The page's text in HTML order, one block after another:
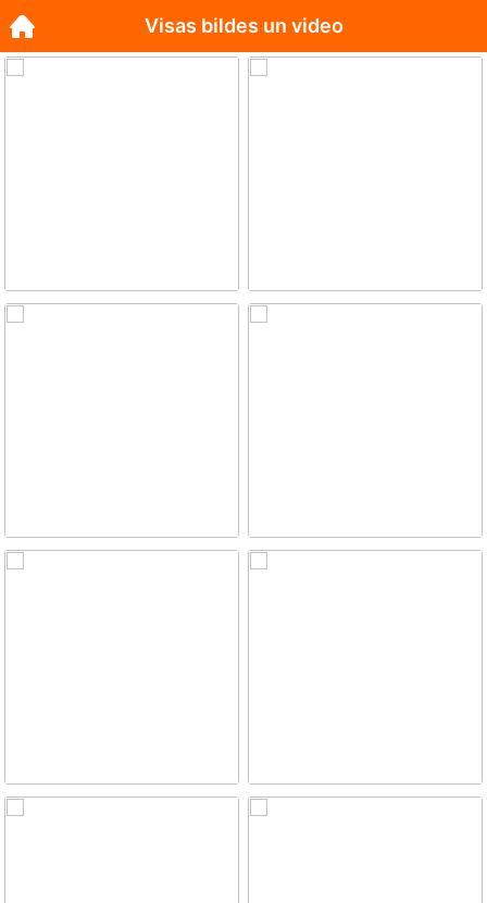
Visas bildes un video